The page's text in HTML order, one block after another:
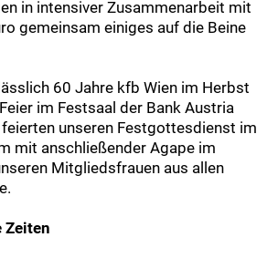
in intensiver Zusammenarbeit mit
gemeinsam einiges auf die Beine
60 Jahre kfb Wien im Herbst
im Festsaal der Bank Austria
unseren Festgottesdienst im
mit anschließender Agape im
Mitgliedsfrauen aus allen
Zeiten